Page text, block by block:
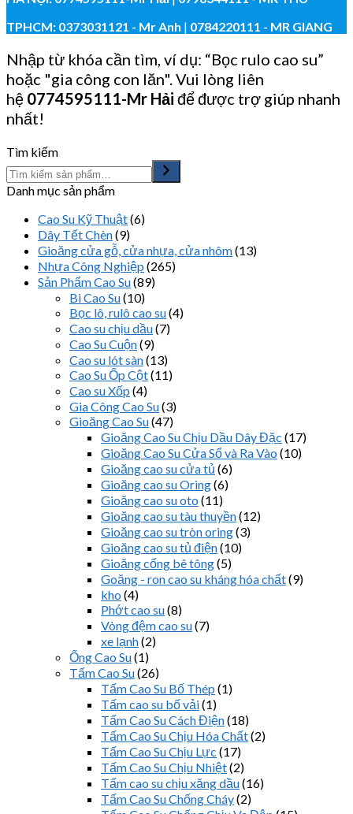
TPHCM: 0373031121 - Mr Anh | 0784220111 - MR GIANG
Nhập từ khóa cần tìm, ví dụ: “Bọc rulo cao su”
hoặc "gia công con lăn". Vui lòng liên
hệ 0774595111-Mr Hải để được trợ giúp nhanh
nhất!
Tìm kiếm
Danh mục sản phẩm
Cao Su Kỹ Thuật(6)
Dây Tết Chèn(9)
Gioăng cửa gỗ, cửa nhựa, cửa nhôm(13)
Nhựa Công Nghiệp (265)
Sản Phẩm Cao Su(89)
Bi Cao Su(10)
Bọc lô, rulô cao su(4)
Cao su chịu dầu(7)
Cao Su Cuộn(9)
Cao su lót sàn(13)
Cao Su Ốp Cột(11)
Cao su Xốp (4)
Gia Công Cao Su(3)
Gioăng Cao Su(47)
Gioăng Cao Su Chịu Dầu Dây Đặc (17)
Gioăng Cao Su Cửa Sổ và Ra Vào (10)
Gioăng cao su cửa tủ (6)
Gioăng cao su Oring(6)
Gioăng cao su oto (11)
Gioăng cao su tàu thuyền(12)
Gioăng cao su tròn oring(3)
Gioăng cao su tủ điện(10)
Gioăng cống bê tông(5)
Goăng - ron cao su kháng hóa chất(9)
kho (4)
Phớt cao su(8)
Vòng đệm cao su(7)
xe lạnh(2)
Ống Cao Su(1)
Tấm Cao Su(26)
Tấm Cao Su Bố Thép (1)
Tấm cao su bố vải(1)
Tấm Cao Su Cách Điện(18)
Tấm Cao Su Chịu Hóa Chất(2)
Tấm Cao Su Chịu Lực (17)
Tấm Cao Su Chịu Nhiệt(2)
Tấm cao su chịu xăng dầu(16)
Tấm Cao Su Chống Cháy(2)